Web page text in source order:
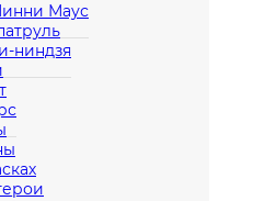
Маус
ниндзя